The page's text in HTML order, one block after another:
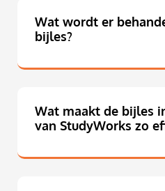
Wat wordt er
bijles?
Wat maakt de bijles
van StudyWorks zo